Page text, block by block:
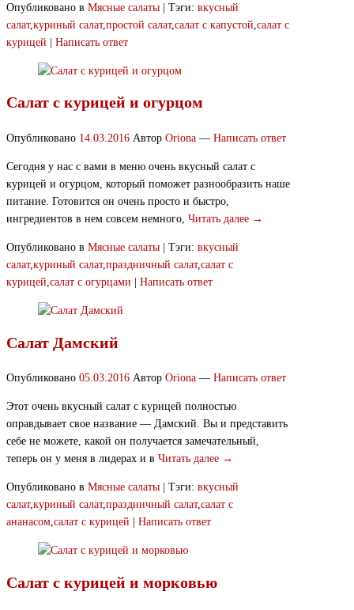
Опубликовано в Мясные салаты Тэги: вкусный
салат, куриный салат, простой салат, салат с капустой салат с
курицей
Написать ответ
Салат с курицей и огурцом
Опубликовано 14.03.2016 Автор Oriona — Написать ответ
Сегодня у нас с вами в меню очень вкусный салат с
курицей и огурцом, который поможет разнообразить наше
питание. Готовится он очень просто и быстро,
ингредиентов в нем совсем немного, Читать далее →
Опубликовано в Мясные салаты Тэги: вкусный
салат,куриный салат,праздничный салат,салат с
курицей,салат с огурцами Написать ответ
Салат Дамский
Опубликовано 05.03.2016 Автор Oriona — Написать ответ
Этот очень вкусный салат с курицей полностью
оправдывает свое название — Дамский. Вы и представить
себе не можете, какой он получается замечательный,
теперь он у меня в лидерах и в Читать далее →
Опубликовано в Мясные салаты Тэги: вкусный
салат,куриный салат,праздничный салат,салат с
ананасом,салат с курицей Написать ответ
Салат с курицей и морковью